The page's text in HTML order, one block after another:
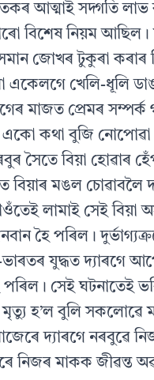
আত্মাই সদ্গতি
বিশেষ নিয়ম
জোখৰ টুকুৰা কৰাৰ
একেলগে খেলি-ধূলি
মাজত প্ৰেমৰ সম্পৰ্ক
একো কথা বুজি
সৈতে বিয়া হোৱাৰ
বিয়াৰ মঙল চোৱাবলৈ
লামাই সেই বিয়া
হৈ পৰিল।
ভাৰতৰ যুদ্ধত দ্যাৰগে
পৰিল। সেই ঘটনাতেই
মৃত্যু হ’ল বুলি সকলোৱে
দ্যাৰগে নৰবুৱে
নিজৰ মাকক জীৱন্ত